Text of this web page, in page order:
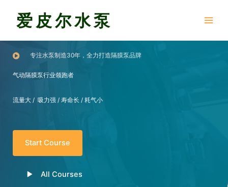
爱皮尔水泵
Menu
专注水泵制造30年，全力打造隔膜泵品牌
气动隔膜泵行业领跑者
流量大 / 吸力强 / 寿命长 / 耗气小
Start Course
All Courses